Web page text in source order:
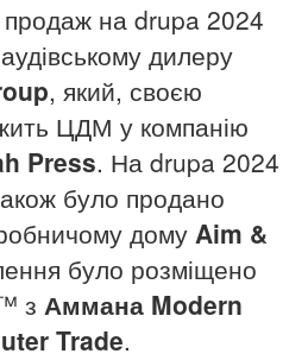
на drupa 2024
дилеру
, який, своєю
ЦДМ у компанію
Press. На drupa 2024
було продано
дому Aim &
було розміщено
з Аммана Modern
Trade.